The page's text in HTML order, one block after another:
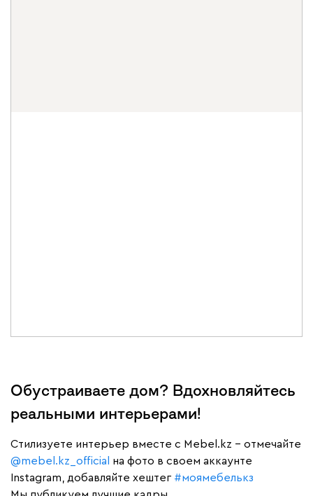
Обустраиваете дом? Вдохновляйтесь
реальными интерьерами!
Cтилизуете интерьер вместе с Mebel.kz – отмечайте
@mebel.kz_official
на фото в своем аккаунте
Instagram, добавляйте хештег #моямебелькз